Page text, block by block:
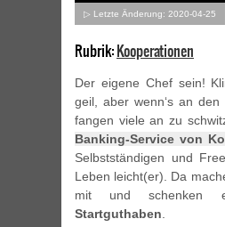
▷ Letzte Änderung: 2020-04-25
Rubrik:Kooperationen
Der eigene Chef sein!
geil, aber wenn‘s an den
fangen viele an zu
Banking-Service von
Selbstständigen und
Leben leicht(er). Da
mit und schenken
Startguthaben